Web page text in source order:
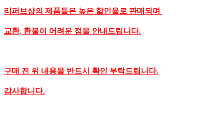
리퍼브샵의 제품들은 높은 할인율로 판매되며
교환, 환불이 어려운 점을 안내드립니다.
구매 전 위 내용을 반드시 확인 부탁드립니다.
감사합니다.